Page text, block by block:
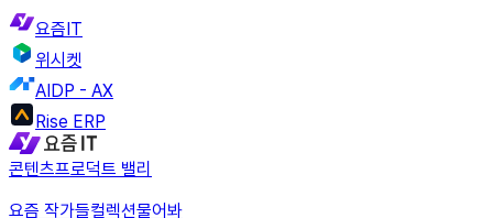
요즘IT
위시켓
AIDP - AX
Rise ERP
콘텐츠프로덕트 밸리
요즘 작가들컬렉션물어봐